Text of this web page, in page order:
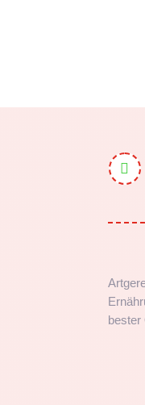

bester